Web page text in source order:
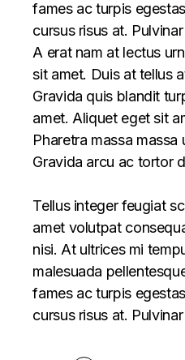
fames ac turpis
cursus risus at.
A erat nam at lectus
sit amet. Duis at tellus
Gravida quis blandit
amet. Aliquet eget sit
Pharetra massa massa
Gravida arcu ac tortor
Tellus integer feugiat
amet volutpat
nisi. At ultrices mi
malesuada
fames ac turpis
cursus risus at.